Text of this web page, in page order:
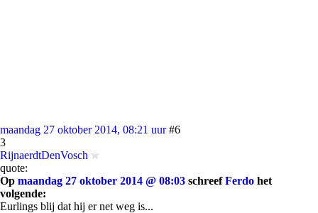
maandag 27 oktober 2014, 08:21 uur #6
3
RijnaerdtDenVosch
quote:
Op maandag 27 oktober 2014 @ 08:03 schreefFerdo het
volgende:
Eurlings blij dat hij er net weg is...